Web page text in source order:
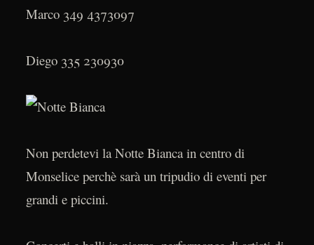
Marco 349 4373097
Diego 335 230930
Non perdetevi la Notte Bianca in centro di
Monselice perchè sarà un tripudio di eventi per
grandi e piccini.